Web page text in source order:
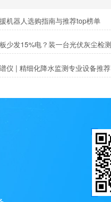
机器人选购指南与推荐top榜单
仪 | 精细化降水监测专业设备推荐